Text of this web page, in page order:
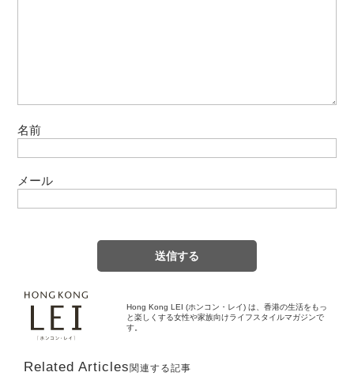
名前
メール
Hong Kong LEI (ホンコン・レイ) は、香港の生活をもっ
と楽しくする女性や家族向けライフスタイルマガジンで
す。
Related Articles 関連する記事